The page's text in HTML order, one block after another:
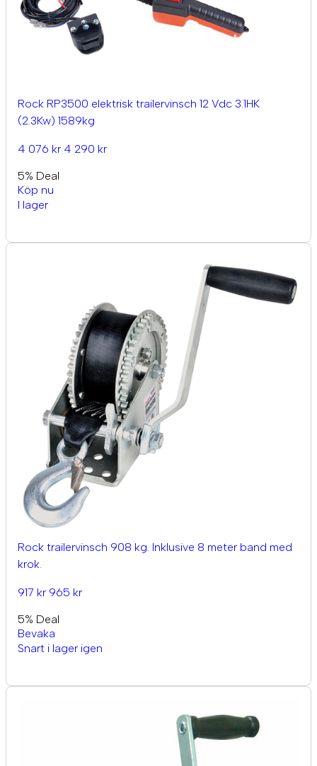
Rock RP3500 elektrisk trailervinsch 12 Vdc 3.1HK
(2.3Kw) 1589kg
4 076 kr 4 290 kr
5% Deal
Köp nu
I lager
Rock trailervinsch 908 kg. Inklusive 8 meter band med
krok.
917 kr 965 kr
5% Deal
Bevaka
Snart i lager igen